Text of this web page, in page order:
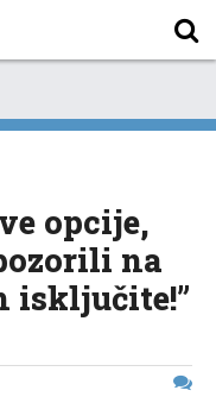
opcije,
na
isključite!”